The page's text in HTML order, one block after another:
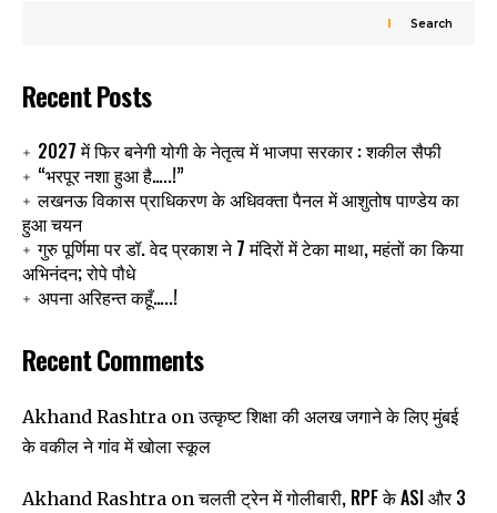
Search
Recent Posts
2027 में फिर बनेगी योगी के नेतृत्व में भाजपा सरकार : शकील सैफी
“भरपूर नशा हुआ है…..!”
लखनऊ विकास प्राधिकरण के अधिवक्ता पैनल में आशुतोष पाण्डेय का
हुआ चयन
गुरु पूर्णिमा पर डॉ. वेद प्रकाश ने 7 मंदिरों में टेका माथा, महंतों का किया
अभिनंदन; रोपे पौधे
अपना अरिहन्त कहूँ…..!
Recent Comments
Akhand Rashtra onउत्कृष्ट शिक्षा की अलख जगाने के लिए मुंबई
के वकील ने गांव में खोला स्कूल
Akhand Rashtra onचलती ट्रेन में गोलीबारी, RPF के ASI और 3